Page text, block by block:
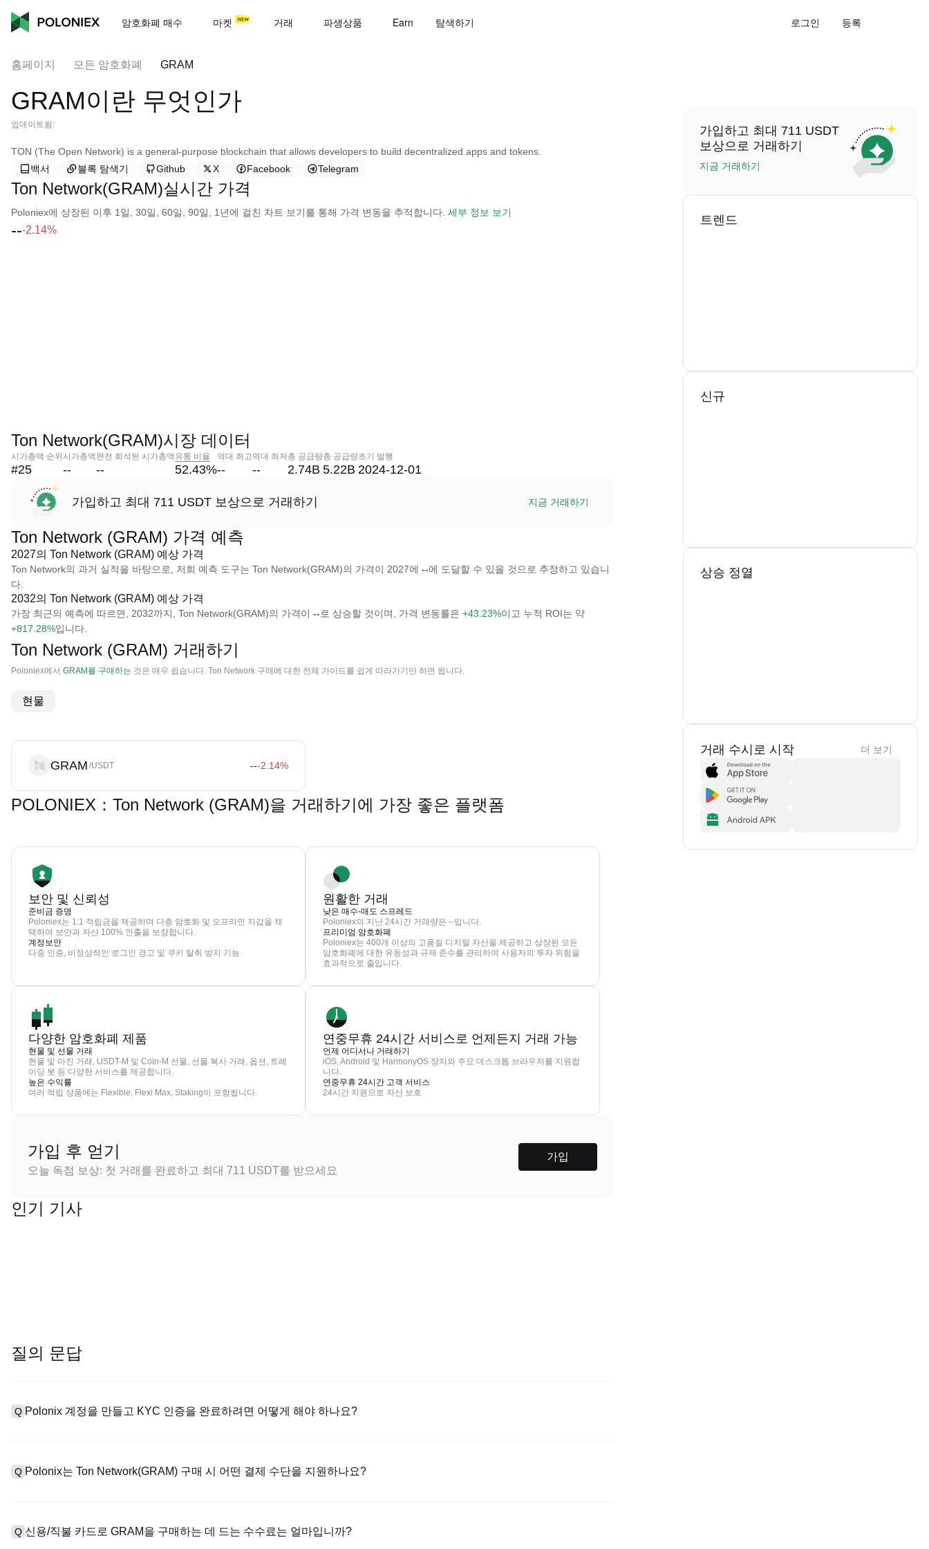
암호화폐 매수 마켓 거래 파생상품 Earn 탐색하기 로그인 등록
홈페이지 모든 암호화폐 GRAM
GRAM이란 무엇인가
업데이트됨:
TON (The Open Network) is a general-purpose blockchain that allows developers to build decentralized apps and tokens.
백서
블록 탐색기 Github X Facebook Telegram
Ton Network(GRAM)실시간 가격
Poloniex에 상장된 이후 1일, 30일, 60일, 90일, 1년에 걸친 차트 보기를 통해 가격 변동을 추적합니다. 세부 정보 보기
---2.14%
Ton Network(GRAM)시장 데이터
시가총액 순위
#25
시가총액
--
완전 희석된 시가총액
--
유통 비율
52.43%
역대 최고
--
역대 최저
--
총 공급량
2.74B
총 공급량
5.22B
초기 발행
2024-12-01
가입하고 최대 711 USDT 보상으로 거래하기 지금 거래하기
Ton Network (GRAM) 가격 예측
2027의 Ton Network (GRAM) 예상 가격
Ton Network의 과거 실적을 바탕으로, 저희 예측 도구는 Ton Network(GRAM)의 가격이 2027에 --에 도달할 수 있을 것으로 추정하고 있습니
다.
2032의 Ton Network (GRAM) 예상 가격
가장 최근의 예측에 따르면, 2032까지, Ton Network(GRAM)의 가격이 --로 상승할 것이며, 가격 변동률은 +43.23%이고 누적 ROI는 약
+817.28%입니다.
Ton Network (GRAM) 거래하기
Poloniex에서 GRAM를 구매하는 것은 매우 쉽습니다. Ton Network 구매에 대한 전체 가이드를 쉽게 따라가기만 하면 됩니다.
현물
GRAM /USDT ---2.14%
POLONIEX：Ton Network (GRAM)을 거래하기에 가장 좋은 플랫폼
보안 및 신뢰성
준비금 증명
Poloniex는 1:1 적립금을 제공하며 다층 암호화 및 오프라인 지갑을 채
택하여 보안과 자산 100% 인출을 보장합니다.
계정보안
다중 인증, 비정상적인 로그인 경고 및 쿠키 탈취 방지 기능
원활한 거래
낮은 매수-매도 스프레드
Poloniex의 지난 24시간 거래량은 --입니다.
프리미엄 암호화폐
Poloniex는 400개 이상의 고품질 디지털 자산을 제공하고 상장된 모든
암호화폐에 대한 유동성과 규제 준수를 관리하여 사용자의 투자 위험을
효과적으로 줄입니다.
다양한 암호화폐 제품
현물 및 선물 거래
현물 및 마진 거래, USDT-M 및 Coin-M 선물, 선물 복사 거래, 옵션, 트레
이딩 봇 등 다양한 서비스를 제공합니다.
높은 수익률
여러 적립 상품에는 Flexible, Flexi Max, Staking이 포함됩니다.
연중무휴 24시간 서비스로 언제든지 거래 가능
언제 어디서나 거래하기
iOS, Android 및 HarmonyOS 장치와 주요 데스크톱 브라우저를 지원합
니다.
연중무휴 24시간 고객 서비스
24시간 지원으로 자산 보호
가입 후 얻기
오늘 독점 보상: 첫 거래를 완료하고 최대 711 USDT를 받으세요
가입
인기 기사
질의 문답
Q Polonix 계정을 만들고 KYC 인증을 완료하려면 어떻게 해야 하나요?
하여 유효한 신분증 문서를 업로드하고 셀카를 찍어 KYC 인증을 완료하세요. 이 과정은 보통 24~48시간 소요됩니다.
Q Polonix는 Ton Network(GRAM) 구매 시 어떤 결제 수단을 지원하나요?
를 초과하는 대규모 거래에 대한 장외 거래(OTC 거래, 맞춤형 견적 포함).
Q 신용/직불 카드로 GRAM을 구매하는 데 드는 수수료는 얼마입니까?
가입하고 최대 711 USDT
보상으로 거래하기
지금 거래하기
트렌드
신규
상승 정열
거래 수시로 시작 더 보기